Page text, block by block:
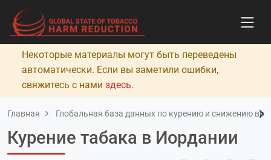
Некоторые материалы могут быть переведены
автоматически. Если вы заметили ошибки,
свяжитесь с нами здесь.
Главная Глобальная база данных по курению и снижению
Курение табака в Иордании